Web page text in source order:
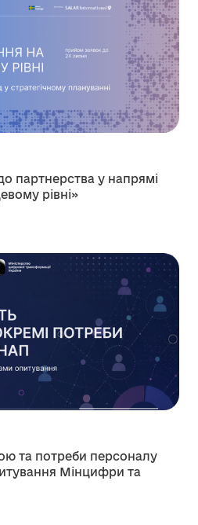
партнерства у напрямі
рівні»
та потреби персоналу
Мінцифри та